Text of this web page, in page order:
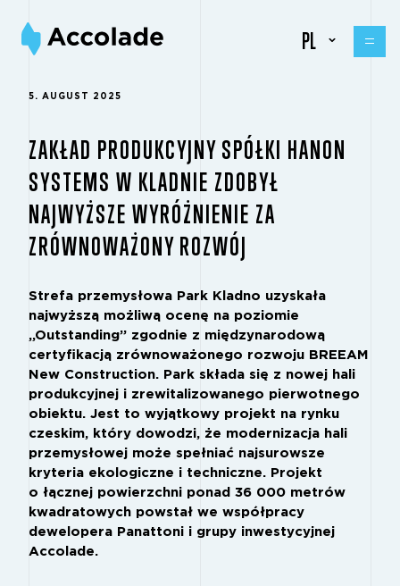
PL
5. AUGUST 2025
ZAKŁAD PRODUKCYJNY SPÓŁKI HANON
SYSTEMS W KLADNIE ZDOBYŁ
NAJWYŻSZE WYRÓŻNIENIE ZA
ZRÓWNOWAŻONY ROZWÓJ
Strefa przemysłowa Park Kladno uzyskała
najwyższą możliwą ocenę na poziomie
„Outstanding” zgodnie z międzynarodową
certyfikacją zrównoważonego rozwoju BREEAM
New Construction. Park składa się z nowej hali
produkcyjnej i zrewitalizowanego pierwotnego
obiektu. Jest to wyjątkowy projekt na rynku
czeskim, który dowodzi, że modernizacja hali
przemysłowej może spełniać najsurowsze
kryteria ekologiczne i techniczne. Projekt
o łącznej powierzchni ponad 36 000 metrów
kwadratowych powstał we współpracy
dewelopera Panattoni i grupy inwestycyjnej
Accolade.